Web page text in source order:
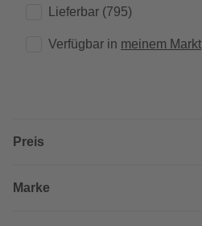
Lieferbar (795)
Verfügbar in meinem Markt
Preis
Marke